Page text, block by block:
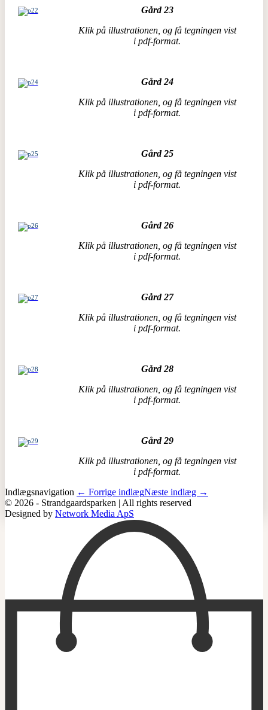
Gård 23
Klik på illustrationen, og få tegningen vist
i pdf-format.
Gård 24
Klik på illustrationen, og få tegningen vist
i pdf-format.
Gård 25
Klik på illustrationen, og få tegningen vist
i pdf-format.
Gård 26
Klik på illustrationen, og få tegningen vist
i pdf-format.
Gård 27
Klik på illustrationen, og få tegningen vist
i pdf-format.
Gård 28
Klik på illustrationen, og få tegningen vist
i pdf-format.
Gård 29
Klik på illustrationen, og få tegningen vist
i pdf-format.
Indlægsnavigation ← Forrige indlægNæste indlæg →
© 2026 - Strandgaardsparken | All rights reserved
Designed by Network Media ApS